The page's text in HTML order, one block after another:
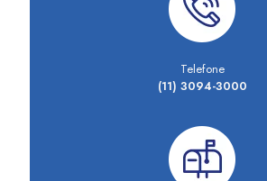
Telefone
(11) 3094-3000